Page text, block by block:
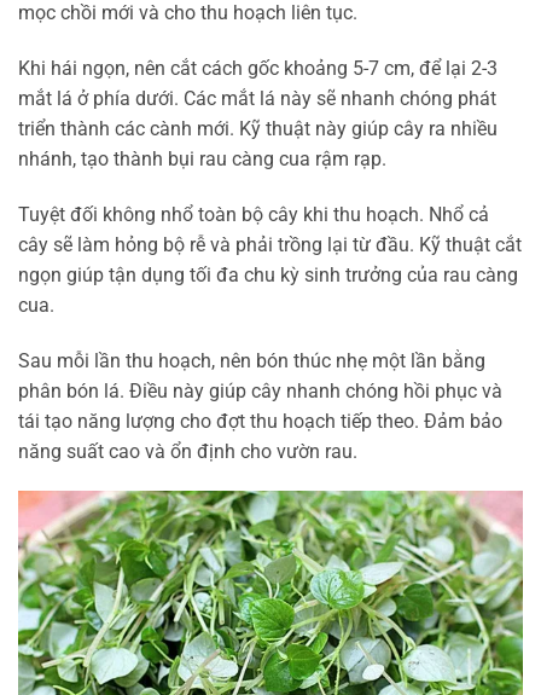
mọc chồi mới và cho thu hoạch liên tục.
Khi hái ngọn, nên cắt cách gốc khoảng 5-7 cm, để lại 2-3
mắt lá ở phía dưới. Các mắt lá này sẽ nhanh chóng phát
triển thành các cành mới. Kỹ thuật này giúp cây ra nhiều
nhánh, tạo thành bụi rau càng cua rậm rạp.
Tuyệt đối không nhổ toàn bộ cây khi thu hoạch. Nhổ cả
cây sẽ làm hỏng bộ rễ và phải trồng lại từ đầu. Kỹ thuật cắt
ngọn giúp tận dụng tối đa chu kỳ sinh trưởng của rau càng
cua.
Sau mỗi lần thu hoạch, nên bón thúc nhẹ một lần bằng
phân bón lá. Điều này giúp cây nhanh chóng hồi phục và
tái tạo năng lượng cho đợt thu hoạch tiếp theo. Đảm bảo
năng suất cao và ổn định cho vườn rau.